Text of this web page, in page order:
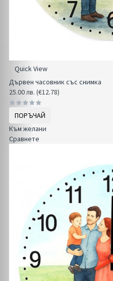
Quick View
Дървен часовник със снимка
25.00 лв. (€12.78)
ПОРЪЧАЙ
Към желани
Сравнете